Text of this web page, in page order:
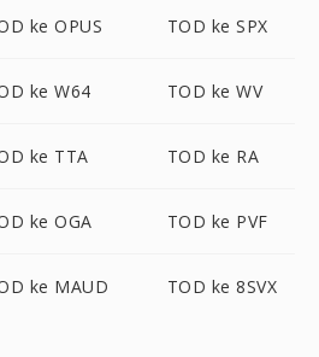
ke OPUS TOD ke SPX
ke W64 TOD ke WV
ke TTA TOD ke RA
ke OGA TOD ke PVF
ke MAUD TOD ke 8SVX